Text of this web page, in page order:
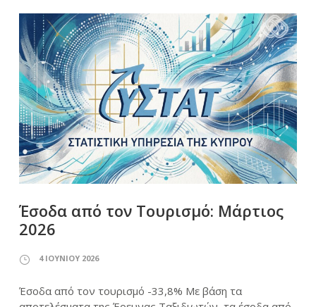
Έσοδα από τον Τουρισμό: Μάρτιος
2026
4 ΙΟΥΝΊΟΥ 2026
Έσοδα από τον τουρισμό -33,8% Με βάση τα